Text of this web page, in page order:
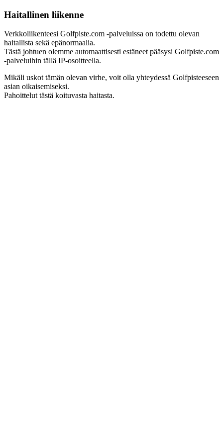
Haitallinen liikenne
Verkkoliikenteesi Golfpiste.com -palveluissa on todettu olevan
haitallista sekä epänormaalia.
Tästä johtuen olemme automaattisesti estäneet pääsysi Golfpiste.com
-palveluihin tällä IP-osoitteella.
Mikäli uskot tämän olevan virhe, voit olla yhteydessä Golfpisteeseen
asian oikaisemiseksi.
Pahoittelut tästä koituvasta haitasta.